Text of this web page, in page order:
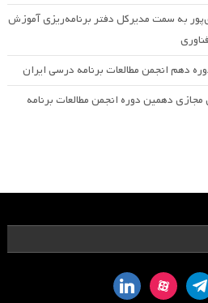
به سمت مدیرکل دفتر برنامه‌ریزی آموزش
دهم انجمن مطالعات برنامه درسی ایران
دهمین دوره انجمن مطالعات برنامه
aparat
linkedin